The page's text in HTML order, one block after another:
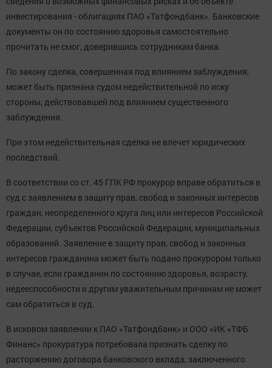
инвестирования - облигациях ПАО «Татфондбанк». Банковские
документы он по состоянию здоровья самостоятельно
прочитать не смог, доверившись сотрудникам банка.
По закону сделка, совершенная под влиянием заблуждения,
может быть признана судом недействительной по иску
стороны, действовавшей под влиянием существенного
заблуждения.
При этом недействительная сделка не влечет юридических
последствий.
В соответствии со ст. 45 ГПК РФ прокурор вправе обратиться в
суд с заявлением в защиту прав, свобод и законных интересов
граждан, неопределенного круга лиц или интересов Российской
Федерации, субъектов Российской Федерации, муниципальных
образований. Заявление в защиту прав, свобод и законных
интересов гражданина может быть подано прокурором только
в случае, если гражданин по состоянию здоровья, возрасту,
недееспособности и другим уважительным причинам не может
сам обратиться в суд.
В исковом заявлении к ПАО «Татфондбанк» и ООО «ИК «ТФБ
Финанс» прокуратура потребовала признать сделку по
расторжению договора банковского вклада, заключенного